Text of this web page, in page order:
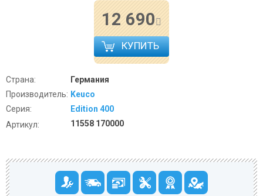
12 690
КУПИТЬ
Страна:
Германия
Производитель: Keuco
Серия:
Edition 400
Артикул:
11558 170000